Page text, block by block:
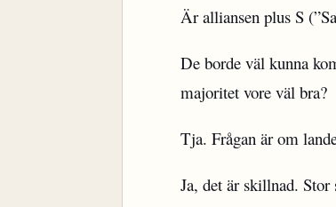
Är alliansen plus S
De borde väl kunna
majoritet vore väl bra?
Tja. Frågan är om
Ja, det är skillnad. Stor